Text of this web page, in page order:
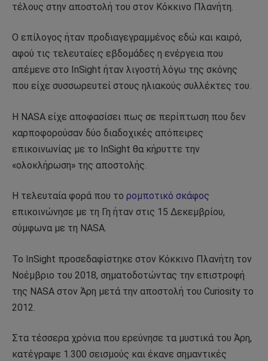
τέλους στην αποστολή του στον Κόκκινο Πλανήτη.
Ο επίλογος ήταν προδιαγεγραμμένος εδώ και καιρό,
αφού τις τελευταίες εβδομάδες η ενέργεια που
απέμενε στο InSight ήταν λιγοστή λόγω της σκόνης
που είχε συσσωρευτεί στους ηλιακούς συλλέκτες του.
Η NASA είχε αποφασίσει πως σε περίπτωση που δεν
καρποφορούσαν δύο διαδοχικές απόπειρες
επικοινωνίας με το InSight θα κήρυττε την
«ολοκλήρωση» της αποστολής.
Η τελευταία φορά που το ρομποτικό σκάφος
επικοινώνησε με τη Γη ήταν στις 15 Δεκεμβρίου,
σύμφωνα με τη NASA.
Το InSight προσεδαφίστηκε στον Κόκκινο Πλανήτη τον
Νοέμβριο του 2018, σηματοδοτώντας την επιστροφή
της NASA στον Άρη μετά την αποστολή του Curiosity το
2012.
Στα τέσσερα χρόνια που ερεύνησε τα μυστικά του Άρη,
κατέγραψε 1.300 σεισμούς και έκανε σημαντικές